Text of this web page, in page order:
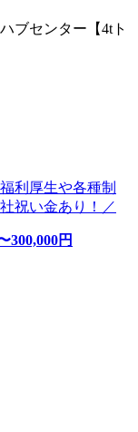
ブセンター【4tト
利厚生や各種制
祝い金あり！／
300,000円